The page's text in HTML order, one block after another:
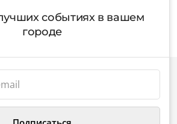
событиях в вашем
городе